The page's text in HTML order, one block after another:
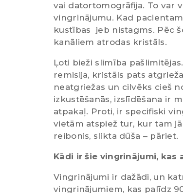
vai datortomogrāfija. To var
vingrinājumu. Kad
kustības jeb nistagms. Pēc
kanāliem atrodas kristāls.
Ļoti bieži slimība
remisija, kristāls pats
neatgriežas un cilvēks cieš
izkustēšanās, izslīdēšana ir
atpakaļ. Proti, ir specifiski
vietām atspiež tur, kur tam
reibonis, slikta dūša – pāriet.
Kādi ir šie vingrinājumi,
Vingrinājumi ir dažādi, un
vingrinājumiem, kas palīdz